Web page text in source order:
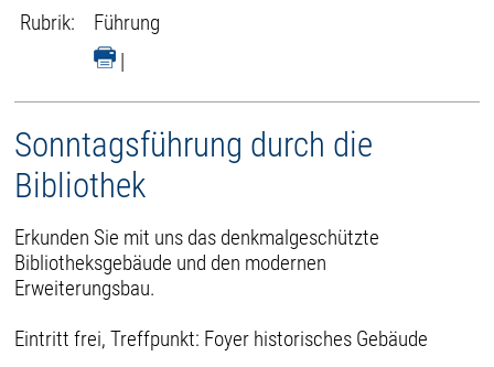
Rubrik:
Führung
|
Sonntagsführung durch die
Bibliothek
Erkunden Sie mit uns das denkmalgeschützte
Bibliotheksgebäude und den modernen
Erweiterungsbau.
Eintritt frei, Treffpunkt: Foyer historisches Gebäude